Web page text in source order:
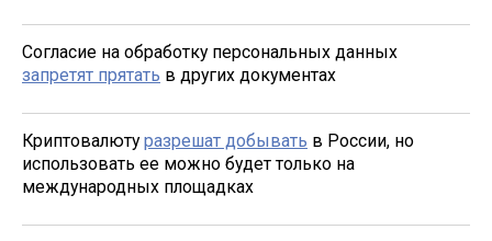
Согласие на обработку персональных данных
запретят прятать в других документах
Криптовалютуразрешат добывать в России, но
использовать ее можно будет только на
международных площадках